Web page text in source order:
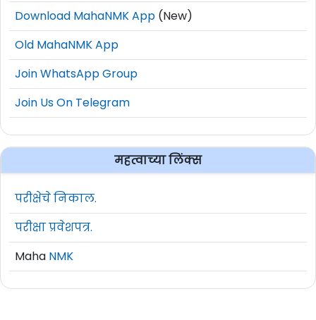
Download MahaNMK App (New)
Old MahaNMK App
Join WhatsApp Group
Join Us On Telegram
महत्वाच्या लिंक्स
परीक्षेचे निकाल.
परीक्षा प्रवेशपत्र.
Maha NMK